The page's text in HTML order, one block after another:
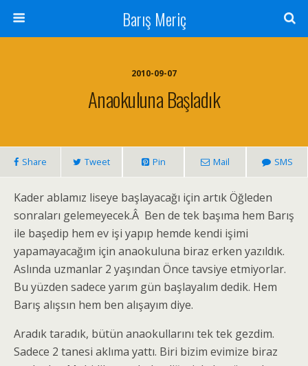
Barış Meriç
2010-09-07
Anaokuluna Başladık
Share Tweet Pin Mail SMS
Kader ablamız liseye başlayacağı için artık Öğleden
sonraları gelemeyecek.Â Ben de tek başıma hem Barış
ile başedip hem ev işi yapıp hemde kendi işimi
yapamayacağım için anaokuluna biraz erken yazıldık.
Aslında uzmanlar 2 yaşından Önce tavsiye etmiyorlar.
Bu yüzden sadece yarım gün başlayalım dedik. Hem
Barış alışsın hem ben alışayım diye.
Aradık taradık, bütün anaokullarını tek tek gezdim.
Sadece 2 tanesi aklıma yattı. Biri bizim evimize biraz